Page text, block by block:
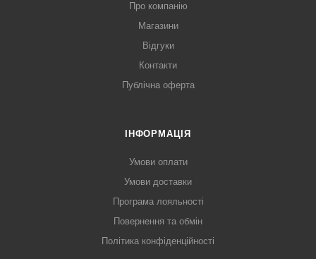
Про компанію
Магазини
Відгуки
Контакти
Публічна оферта
ІНФОРМАЦІЯ
Умови оплати
Умови доставки
Програма лояльності
Повернення та обмін
Політика конфіденційності